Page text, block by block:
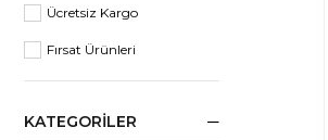
Ücretsiz Kargo
Fırsat Ürünleri
KATEGORILER